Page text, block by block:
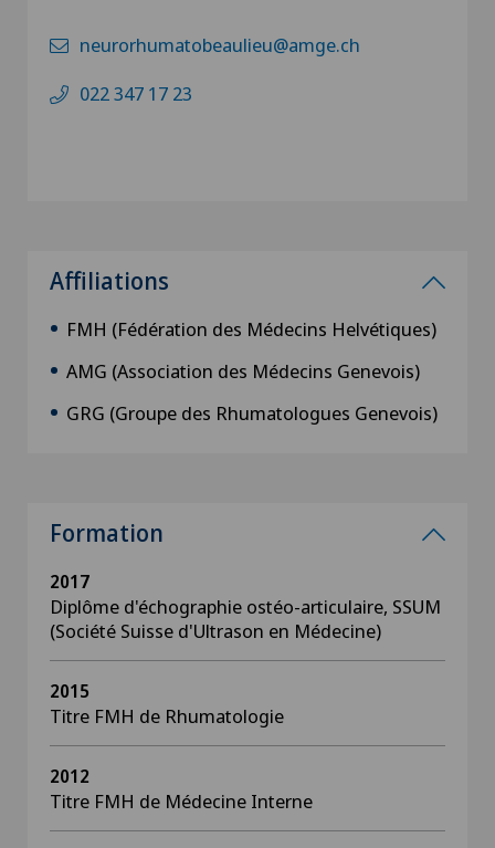
neurorhumatobeaulieu@amge.ch
022 347 17 23
Affiliations
FMH (Fédération des Médecins Helvétiques)
AMG (Association des Médecins Genevois)
GRG (Groupe des Rhumatologues Genevois)
Formation
2017
Diplôme d'échographie ostéo-articulaire, SSUM
(Société Suisse d'Ultrason en Médecine)
2015
Titre FMH de Rhumatologie
2012
Titre FMH de Médecine Interne